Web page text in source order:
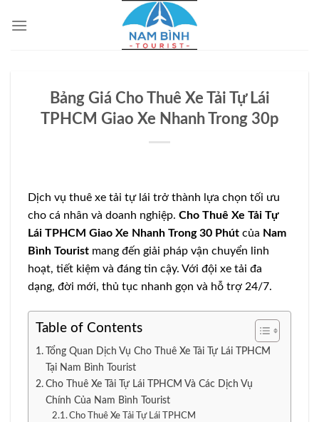
qua
Bảng Giá Cho Thuê Xe Tải Tự Lái
TPHCM Giao Xe Nhanh Trong 30p
Dịch vụ thuê xe tải tự lái trở thành lựa chọn tối ưu
cho cá nhân và doanh nghiệp. Cho Thuê Xe Tải Tự
Lái TPHCM Giao Xe Nhanh Trong 30 Phút của Nam
Bình Tourist mang đến giải pháp vận chuyển linh
hoạt, tiết kiệm và đáng tin cậy. Với đội xe tải đa
dạng, đời mới, thủ tục nhanh gọn và hỗ trợ 24/7.
Table of Contents
Tổng Quan Dịch Vụ Cho Thuê Xe Tải Tự Lái TPHCM
Tại Nam Bình Tourist
Cho Thuê Xe Tải Tự Lái TPHCM Và Các Dịch Vụ
Chính Của Nam Bình Tourist
Cho Thuê Xe Tải Tự Lái TPHCM